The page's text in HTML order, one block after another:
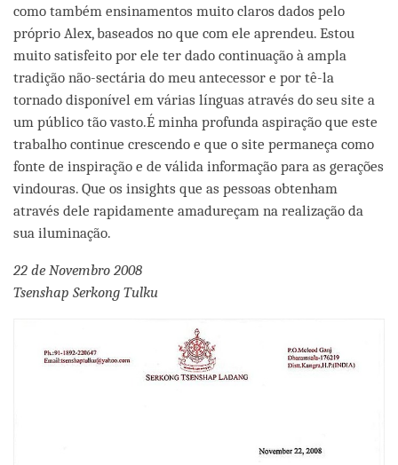
como também ensinamentos muito claros dados pelo
próprio Alex, baseados no que com ele aprendeu. Estou
muito satisfeito por ele ter dado continuação à ampla
tradição não-sectária do meu antecessor e por tê-la
tornado disponível em várias línguas através do seu site a
um público tão vasto.É minha profunda aspiração que este
trabalho continue crescendo e que o site permaneça como
fonte de inspiração e de válida informação para as gerações
vindouras. Que os insights que as pessoas obtenham
através dele rapidamente amadureçam na realização da
sua iluminação.
22 de Novembro 2008
Tsenshap Serkong Tulku